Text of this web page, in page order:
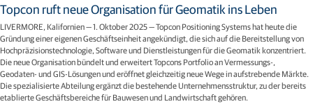
Topcon ruft neue Organisation für Geomatik ins Leben
LIVERMORE, Kalifornien — 1. Oktober 2025 — Topcon Positioning Systems hat heute die
Gründung einer eigenen Geschäftseinheit angekündigt, die sich auf die Bereitstellung von
Hochpräzisionstechnologie, Software und Dienstleistungen für die Geomatik konzentriert.
Die neue Organisation bündelt und erweitert Topcons Portfolio an Vermessungs-,
Geodaten- und GIS-Lösungen und eröffnet gleichzeitig neue Wege in aufstrebende Märkte.
Die spezialisierte Abteilung ergänzt die bestehende Unternehmensstruktur, zu der bereits
etablierte Geschäftsbereiche für Bauwesen und Landwirtschaft gehören.